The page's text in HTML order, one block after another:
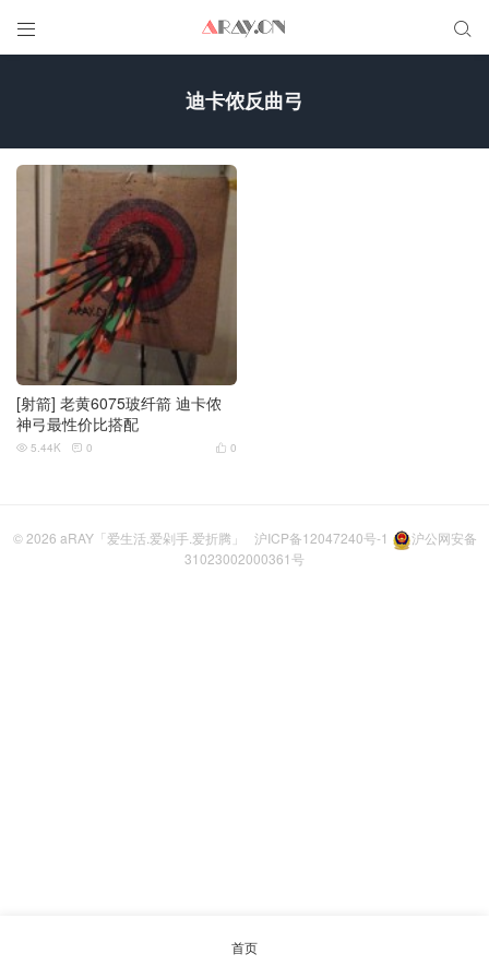
 
迪卡侬反曲弓
[射箭] 老黄6075玻纤箭 迪卡侬
神弓最性价比搭配
 0
 5.44K  0
© 2026 aRAY「爱生活.爱剁手.爱折腾」 沪ICP备12047240号-1
沪公网安备
31023002000361号
首页